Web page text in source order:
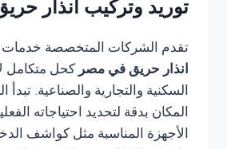
توريد وتركيب انذار
تقدم الشركات المتخصصة خدمات
انذار حريق في مصر كحل متكامل
السكنية والتجارية والصناعية. تبدأ
المكان بدقة لتحديد احتياجاته
الأجهزة المناسبة مثل كواشف